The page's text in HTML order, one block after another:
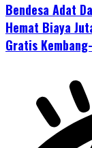
Bendesa Adat
Hemat Biaya
Gratis